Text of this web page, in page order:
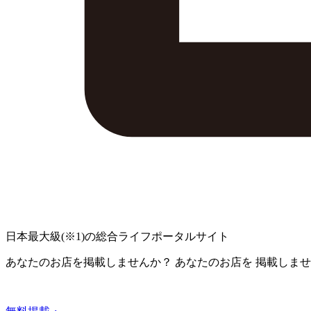
日本最大級(※1)の総合ライフポータルサイト
あなたのお店を掲載しませんか？ あなたのお店を 掲載しま